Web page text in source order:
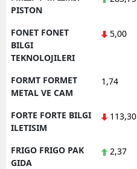
PISTON
FONET FONET
BILGI
TEKNOLOJILERI
5,00
FORMT FORMET
METAL VE CAM
1,74
FORTE FORTE BILGI
ILETISIM
113,30
FRIGO FRIGO PAK
GIDA
2,37